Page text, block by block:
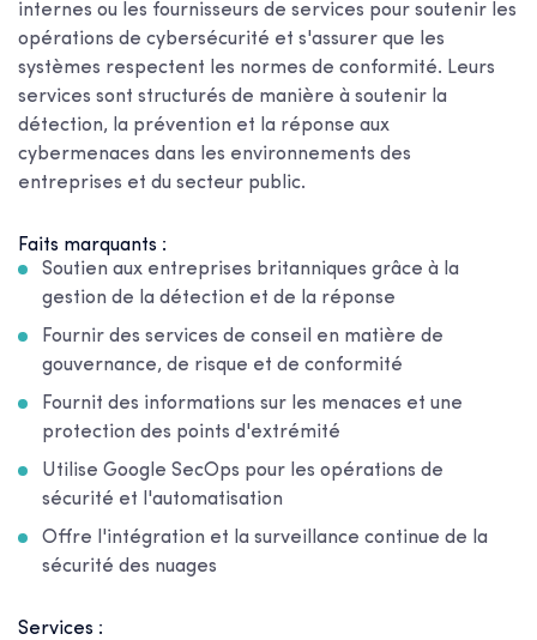
internes ou les fournisseurs de services pour soutenir les
opérations de cybersécurité et s'assurer que les
systèmes respectent les normes de conformité. Leurs
services sont structurés de manière à soutenir la
détection, la prévention et la réponse aux
cybermenaces dans les environnements des
entreprises et du secteur public.
Faits marquants :
Soutien aux entreprises britanniques grâce à la
gestion de la détection et de la réponse
Fournir des services de conseil en matière de
gouvernance, de risque et de conformité
Fournit des informations sur les menaces et une
protection des points d'extrémité
Utilise Google SecOps pour les opérations de
sécurité et l'automatisation
Offre l'intégration et la surveillance continue de la
sécurité des nuages
Services :